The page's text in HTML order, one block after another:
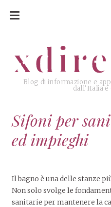
SKIP
CONTENT
Blog di informazione e
dall'Italia e
Sifoni per
ed impieghi
Il bagno è una delle stanze
Non solo svolge le
sanitarie per mantenere la